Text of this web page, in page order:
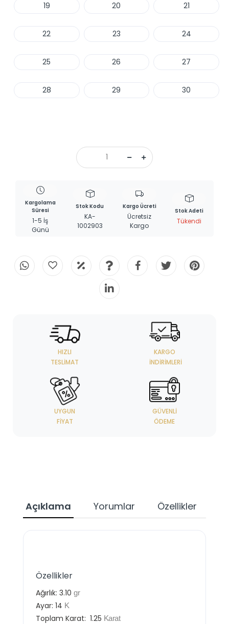
19 20 21
22 23 24
25 26 27
28 29 30
Kargolama
Süresi
1-5 İş
Günü
Stok Kodu
KA-
1002903
Kargo Ücreti
Ücretsiz
Kargo
Stok Adeti
Tükendi
HIZLI
TESLIMAT
KARGO
İNDIRIMLERI
UYGUN
FIYAT
GÜVENLI
ÖDEME
Açıklama Yorumlar Özellikler
Özellikler
Ağırlık: 3.10 gr
Ayar: 14 K
Toplam Karat: 1.25 Karat